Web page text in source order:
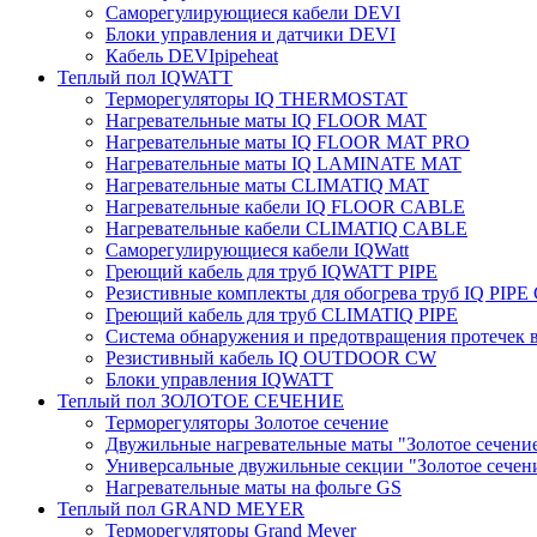
Саморегулирующиеся кабели DEVI
Блоки управления и датчики DEVI
Кабель DEVIpipeheat
Теплый пол IQWATT
Терморегуляторы IQ THERMOSTAT
Нагревательные маты IQ FLOOR MAT
Нагревательные маты IQ FLOOR MAT PRO
Нагревательные маты IQ LAMINATE MAT
Нагревательные маты CLIMATIQ MAT
Нагревательные кабели IQ FLOOR CABLE
Нагревательные кабели CLIMATIQ CABLE
Саморегулирующиеся кабели IQWatt
Греющий кабель для труб IQWATT PIPE
Резистивные комплекты для обогрева труб IQ PIPE
Греющий кабель для труб CLIMATIQ PIPE
Система обнаружения и предотвращения протечек
Резистивный кабель IQ OUTDOOR CW
Блоки управления IQWATT
Теплый пол ЗОЛОТОЕ СЕЧЕНИЕ
Терморегуляторы Золотое сечение
Двужильные нагревательные маты "Золотое
Универсальные двужильные секции "Золотое
Нагревательные маты на фольге GS
Теплый пол GRAND MEYER
Терморегуляторы Grand Meyer